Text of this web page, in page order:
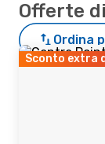
Offerte
Ordina
Sconto extra